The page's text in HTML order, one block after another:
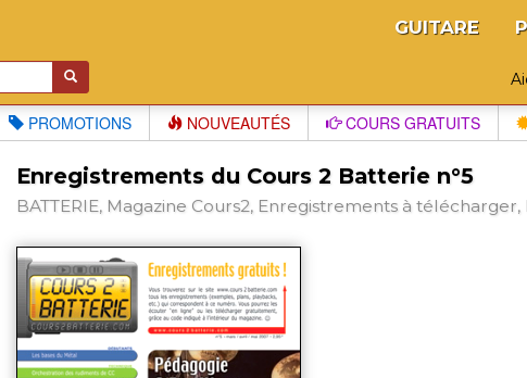
GUITARE
PROMOTIONS NOUVEAUTÉS COURS GRATUITS
Enregistrements du Cours 2 Batterie n°5
BATTERIE, Magazine Cours2, Enregistrements à télécharger,